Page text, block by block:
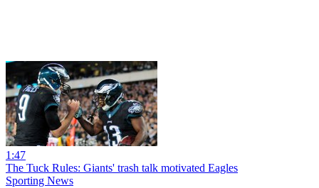
1:47
The Tuck Rules: Giants' trash talk motivated Eagles
Sporting News